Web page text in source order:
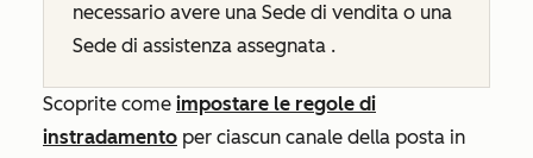
necessario avere una Sede di vendita o una
Sede di assistenza assegnata .
Scoprite come impostare le regole di
instradamento per ciascun canale della posta in